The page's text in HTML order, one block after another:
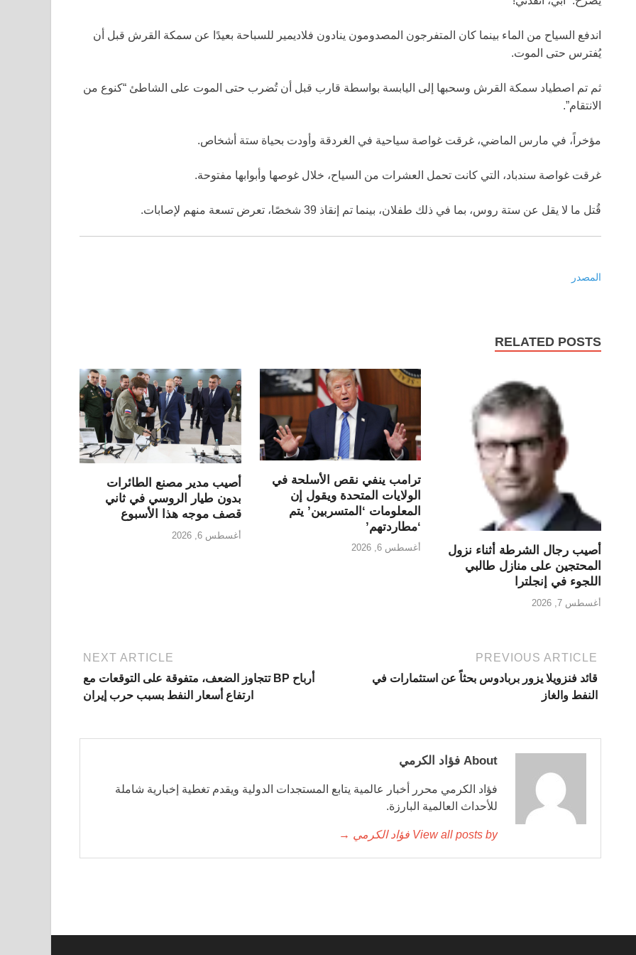
اندفع السياح من الماء بينما كان المتفرجون المصدومون ينادون فلاديمير للسباحة بعيدًا عن سمكة القرش قبل أن
يُفترس حتى الموت.
ثم تم اصطياد سمكة القرش وسحبها إلى اليابسة بواسطة قارب قبل أن تُضرب حتى الموت على الشاطئ “كنوع من
الانتقام”.
مؤخراً، في مارس الماضي، غرقت غواصة سياحية في الغردقة وأودت بحياة ستة أشخاص.
غرقت غواصة سندباد، التي كانت تحمل العشرات من السياح، خلال غوصها وأبوابها مفتوحة.
قُتل ما لا يقل عن ستة روس، بما في ذلك طفلان، بينما تم إنقاذ 39 شخصًا، تعرض تسعة منهم لإصابات.
المصدر
RELATED POSTS
أصيب رجال الشرطة أثناء نزول
المحتجين على منازل طالبي
اللجوء في إنجلترا
أغسطس 7, 2026
ترامب ينفي نقص الأسلحة في
الولايات المتحدة ويقول إن
المعلومات ‘المتسربين’ يتم
‘مطاردتهم’
أغسطس 6, 2026
أصيب مدير مصنع الطائرات
بدون طيار الروسي في ثاني
قصف موجه هذا الأسبوع
أغسطس 6, 2026
PREVIOUS ARTICLE
قائد فنزويلا يزور بربادوس بحثاً عن استثمارات في
النفط والغاز
NEXT ARTICLE
أرباح BP تتجاوز الضعف، متفوقة على التوقعات مع
ارتفاع أسعار النفط بسبب حرب إيران
About فؤاد الكرمي
فؤاد الكرمي محرر أخبار عالمية يتابع المستجدات الدولية ويقدم تغطية إخبارية شاملة
للأحداث العالمية البارزة.
View all posts by فؤاد الكرمي →